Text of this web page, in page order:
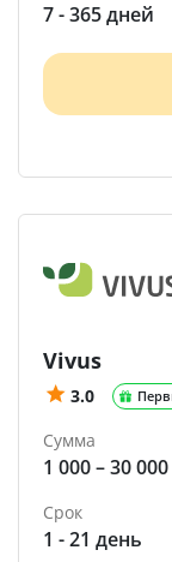
7 - 365 дней
Vivus
3.0
Сумма
1 000 – 30
Срок
1 - 21 день